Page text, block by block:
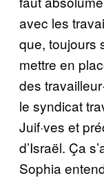
avec les
que, toujours
mettre en
des
le syndicat
Juif·ves et
d’Israël. Ça
Sophia